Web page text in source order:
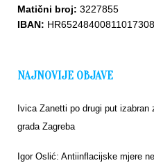
Upišite
Matični broj: 3227855
IBAN:
NAJNOVIJE OBJAVE
Ivica Zanetti po drugi put
grada Zagreba
Igor Oslić: Antiinflacijske mjere